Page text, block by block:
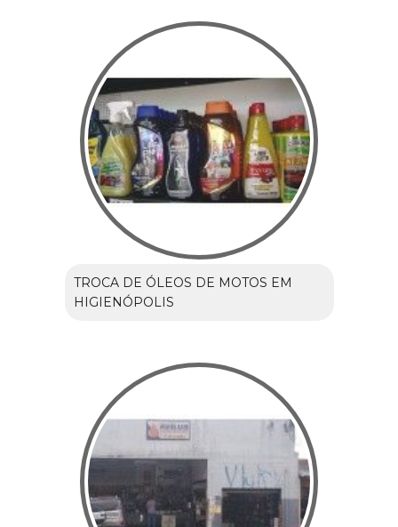
TROCA DE ÓLEOS DE MOTOS EM
HIGIENÓPOLIS